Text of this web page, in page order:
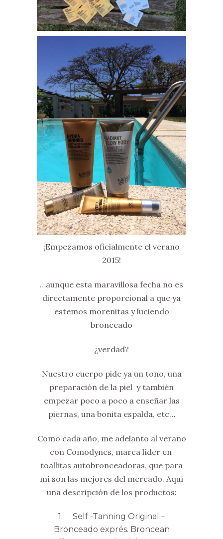
¡Empezamos oficialmente el verano
2015!
…aunque esta maravillosa fecha no es
directamente proporcional a que ya
estemos morenitas y luciendo
bronceado
¿verdad?
Nuestro cuerpo pide ya un tono, una
preparación de la piel y también
empezar poco a poco a enseñar las
piernas, una bonita espalda, etc…
Como cada año, me adelanto al verano
con Comodynes, marca líder en
toallitas autobronceadoras, que para
mí son las mejores del mercado. Aquí
una descripción de los productos:
1. Self -Tanning Original –
Bronceado exprés. Broncean